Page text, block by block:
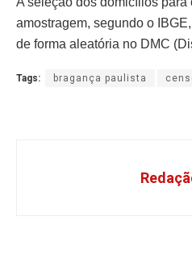
amostragem, segundo o
de forma aleatória no DMC
Tags: bragança paulista